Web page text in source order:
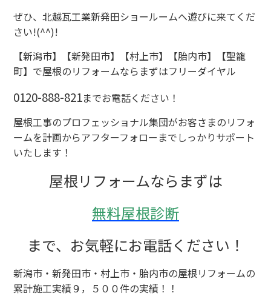
ぜひ、北越瓦工業新発田ショールームへ遊びに来てくだ
さい!(^^)!
【新潟市】【新発田市】【村上市】【胎内市】【聖籠
町】で屋根のリフォームならまずはフリーダイヤル
0120-888-821までお電話ください！
屋根工事のプロフェッショナル集団がお客さまのリフォ
ームを計画からアフターフォローまでしっかりサポート
いたします！
屋根リフォームならまずは
無料屋根診断
まで、お気軽にお電話ください！
新潟市・新発田市・村上市・胎内市の屋根リフォームの
累計施工実績９，５００件の実績！！